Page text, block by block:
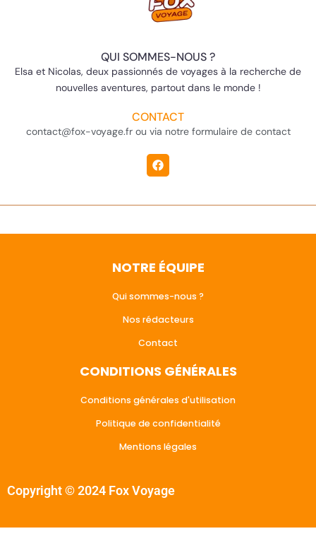
QUI SOMMES-NOUS ?
Elsa et Nicolas, deux passionnés de voyages à la recherche de
nouvelles aventures, partout dans le monde !
CONTACT
contact@fox-voyage.fr ou via notre formulaire de contact
NOTRE ÉQUIPE
Qui sommes-nous ?
Nos rédacteurs
Contact
CONDITIONS GÉNÉRALES
Conditions générales d'utilisation
Politique de confidentialité
Mentions légales
Copyright © 2024 Fox Voyage